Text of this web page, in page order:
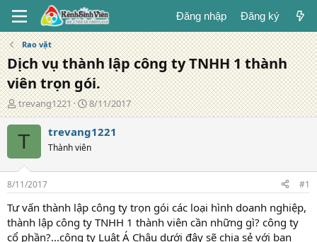
Đăng nhập Đăng ký
Rao vặt
Dịch vụ thành lập công ty TNHH 1 thành
viên trọn gói.
T
á
c
ả
trevang1221
N
g
à
y
đ
g
8/11/2017
T trevang1221
Thành viên
8/11/2017 #1
Tư vấn thành lập công ty trọn gói các loại hình doanh nghiệp,
thành lập công ty TNHH 1 thành viên cần những gì? công ty
cổ phần?...công ty Luật Á Châu dưới đây sẽ chia sẻ với bạn